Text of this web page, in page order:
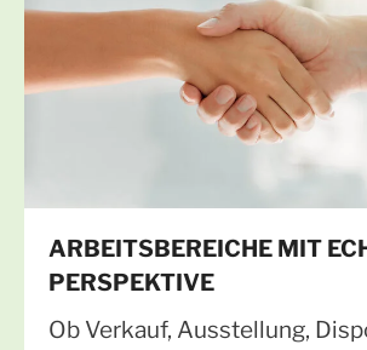
ARBEITSBEREICHE MIT
PERSPEKTIVE
Ob Verkauf, Ausstellung,